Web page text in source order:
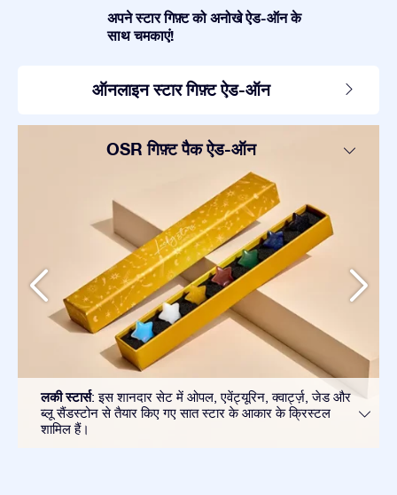
अपने स्टार गिफ़्ट को अनोखे ऐड-ऑन के
साथ चमकाएं!
ऑनलाइन स्टार गिफ़्ट ऐड-ऑन
OSR गिफ़्ट पैक ऐड-ऑन
लकी स्टार्स: इस शानदार सेट में ओपल, एवेंट्यूरिन, क्वार्ट्ज़, जेड और
ब्लू सैंडस्टोन से तैयार किए गए सात स्टार के आकार के क्रिस्टल
शामिल हैं।